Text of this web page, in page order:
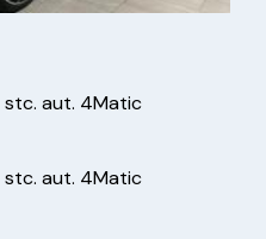
stc. aut. 4Matic
stc. aut. 4Matic